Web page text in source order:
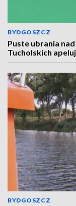
BYDGOSZCZ
Puste ubrania
Tucholskich
BYDGOSZCZ